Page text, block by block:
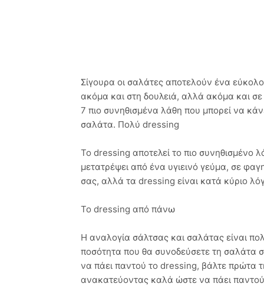
Σίγουρα οι σαλάτες αποτελούν ένα
ακόμα και στη δουλειά, αλλά ακόμα και
7 πιο συνηθισμένα λάθη που μπορεί να
σαλάτα. Πολύ dressing
Το dressing αποτελεί το πιο συνηθισμένο
μετατρέψει από ένα υγιεινό γεύμα, σε
σας, αλλά τα dressing είναι κατά κύριο
Το dressing από πάνω
Η αναλογία σάλτσας και σαλάτας είναι
ποσότητα που θα συνοδεύσετε τη σαλάτα
να πάει παντού το dressing, βάλτε πρώτα
ανακατεύοντας καλά ώστε να πάει παντού